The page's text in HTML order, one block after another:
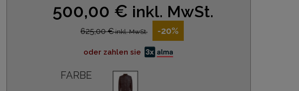
500,00 € inkl. MwSt.
625,00 €inkl. MwSt. -20%
oder zahlen sie
FARBE